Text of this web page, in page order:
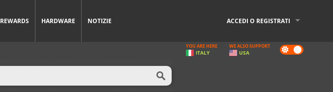
REWARDS HARDWARE NOTIZIE ACCEDI O REGISTRATI
Dark
mode
YOU ARE HERE
ITALY
WE ALSO SUPPORT
USA